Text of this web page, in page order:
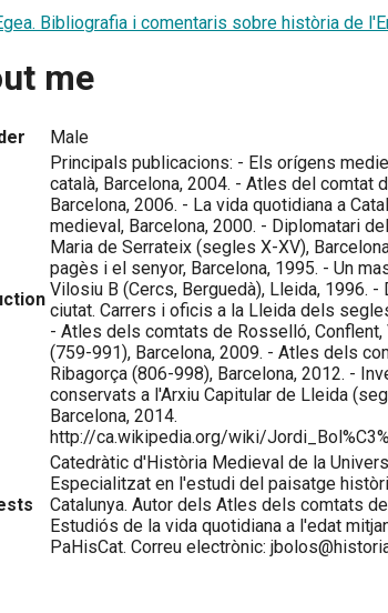
Bibliografia i comentaris sobre història de
me
Male
Principals publicacions: - Els orígens
català, Barcelona, 2004. - Atles del comtat
Barcelona, 2006. - La vida quotidiana a
medieval, Barcelona, 2000. - Diplomatari
Maria de Serrateix (segles X-XV),
pagès i el senyor, Barcelona, 1995. - Un
Vilosiu B (Cercs, Berguedà), Lleida, 1996.
ciutat. Carrers i oficis a la Lleida dels
- Atles dels comtats de Rosselló,
(759-991), Barcelona, 2009. - Atles dels
Ribagorça (806-998), Barcelona, 2012. -
conservats a l'Arxiu Capitular de Lleida
Barcelona, 2014.
http://ca.wikipedia.org/wiki/
Catedràtic d'Història Medieval de la
Especialitzat en l'estudi del paisatge
Catalunya. Autor dels Atles dels comtats
Estudiós de la vida quotidiana a l'edat
PaHisCat. Correu electrònic: